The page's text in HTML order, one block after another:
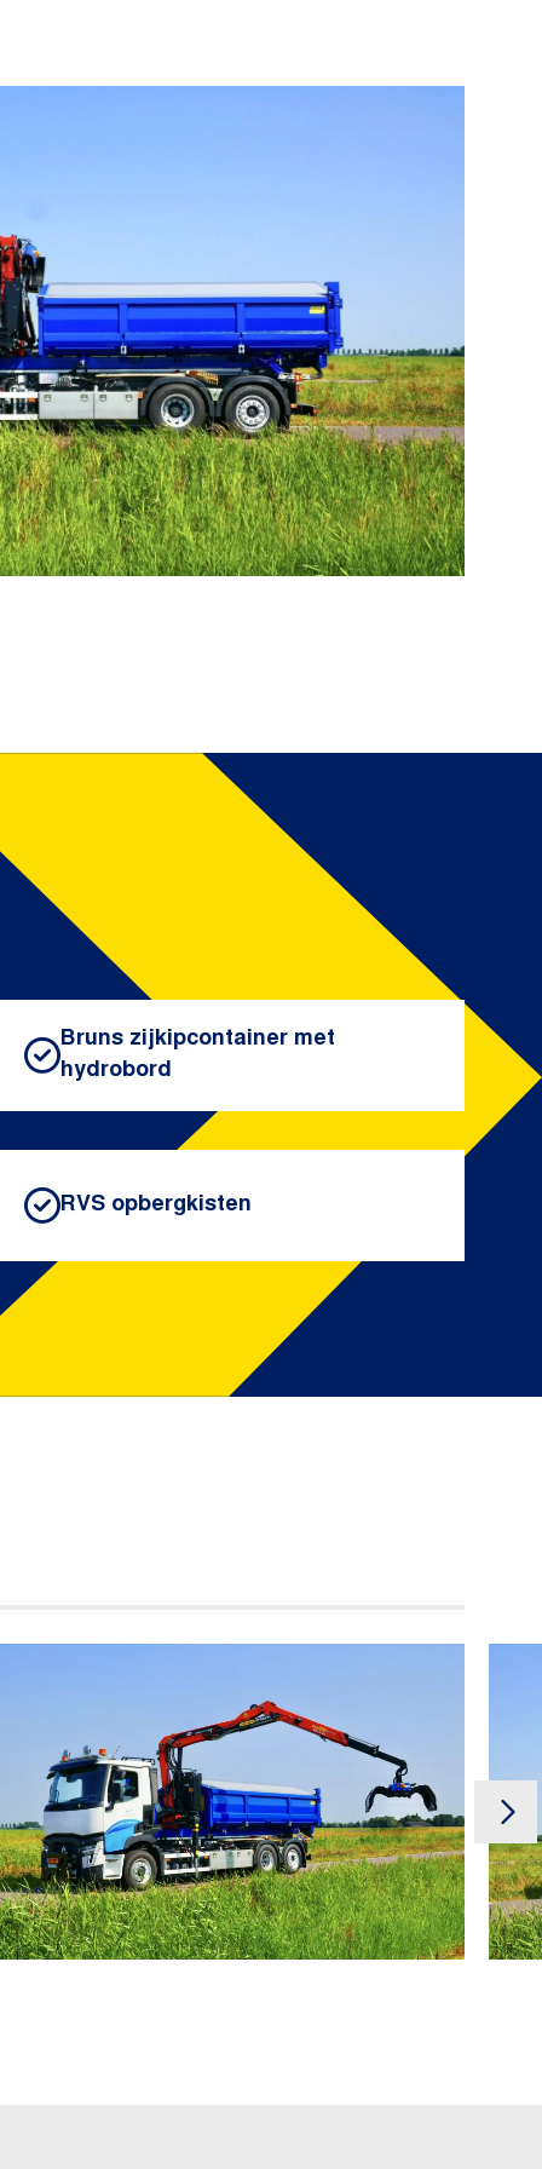
Bruns zijkipcontainer met
hydrobord
RVS opbergkisten